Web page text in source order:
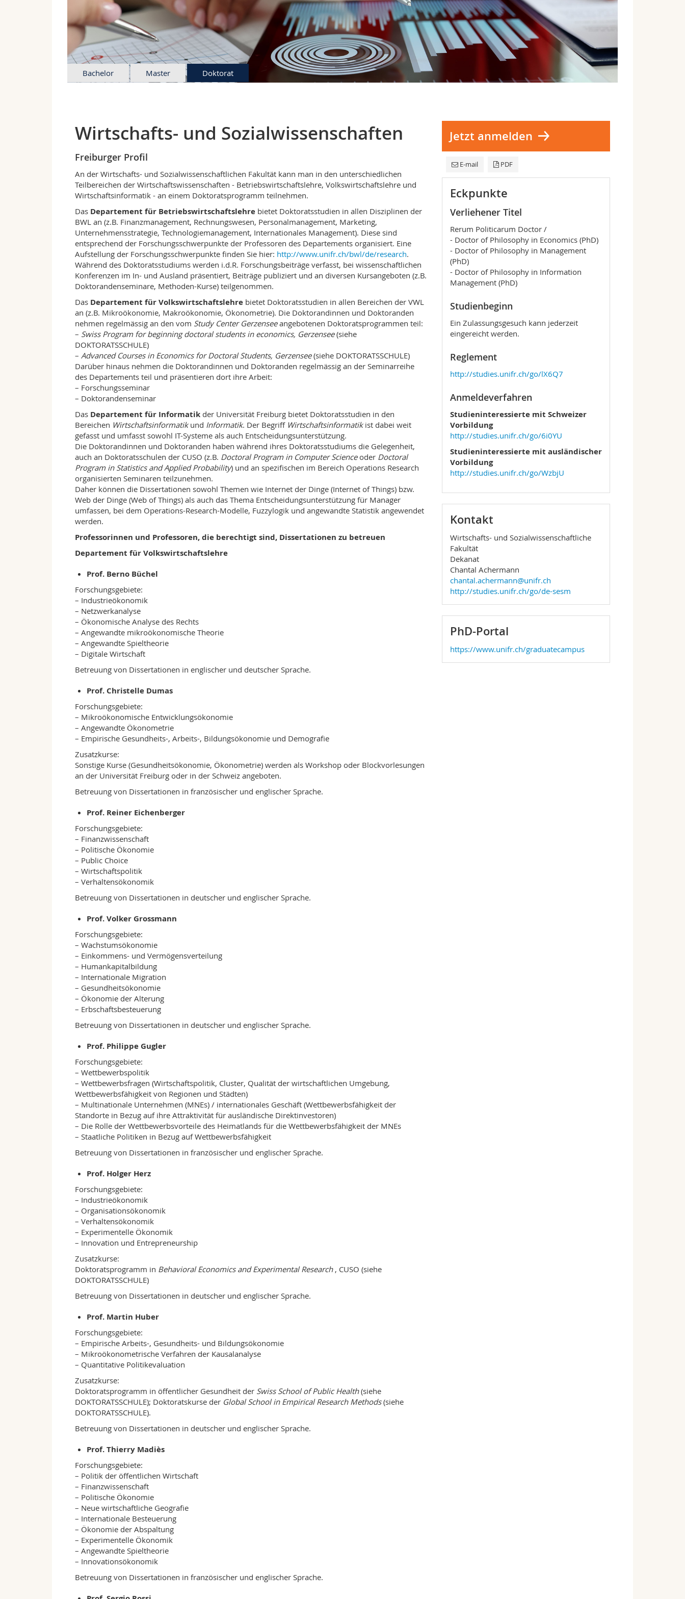
Bachelor Master Doktorat
Wirtschafts- und Sozialwissenschaften
Freiburger Profil
An der Wirtschafts- und Sozialwissenschaftlichen Fakultät kann man in den unterschiedlichen
Teilbereichen der Wirtschaftswissenschaften - Betriebswirtschaftslehre, Volkswirtschaftslehre und
Wirtschaftsinformatik - an einem Doktoratsprogramm teilnehmen.
Das Departement für Betriebswirtschaftslehre bietet Doktoratsstudien in allen Disziplinen der
BWL an (z.B. Finanzmanagement, Rechnungswesen, Personalmanagement, Marketing,
Unternehmensstrategie, Technologiemanagement, Internationales Management). Diese sind
entsprechend der Forschungsschwerpunkte der Professoren des Departements organisiert. Eine
Aufstellung der Forschungsschwerpunkte finden Sie hier: http://www.unifr.ch/bwl/de/research.
Während des Doktoratsstudiums werden i.d.R. Forschungsbeiträge verfasst, bei wissenschaftlichen
Konferenzen im In- und Ausland präsentiert, Beiträge publiziert und an diversen Kursangeboten (z.B.
Doktorandenseminare, Methoden-Kurse) teilgenommen.
Das Departement für Volkswirtschaftslehre bietet Doktoratsstudien in allen Bereichen der VWL
an (z.B. Mikroökonomie, Makroökonomie, Ökonometrie). Die Doktorandinnen und Doktoranden
nehmen regelmässig an den vom Study Center Gerzenseeangebotenen Doktoratsprogrammen teil:
– Swiss Program for beginning doctoral students in economics, Gerzensee(siehe
DOKTORATSSCHULE)
– Advanced Courses in Economics for Doctoral Students, Gerzensee(siehe DOKTORATSSCHULE)
Darüber hinaus nehmen die Doktorandinnen und Doktoranden regelmässig an der Seminarreihe
des Departements teil und präsentieren dort ihre Arbeit:
– Forschungsseminar
– Doktorandenseminar
Das Departement für Informatik der Universität Freiburg bietet Doktoratsstudien in den
Bereichen Wirtschaftsinformatikund Informatik. Der Begriff Wirtschaftsinformatikist dabei weit
gefasst und umfasst sowohl IT-Systeme als auch Entscheidungsunterstützung.
Die Doktorandinnen und Doktoranden haben während ihres Doktoratsstudiums die Gelegenheit,
auch an Doktoratsschulen der CUSO (z.B. Doctoral Program in Computer Scienceoder Doctoral
Program in Statistics and Applied Probability) und an spezifischen im Bereich Operations Research
organisierten Seminaren teilzunehmen.
Daher können die Dissertationen sowohl Themen wie Internet der Dinge (Internet of Things) bzw.
Web der Dinge (Web of Things) als auch das Thema Entscheidungsunterstützung für Manager
umfassen, bei dem Operations-Research-Modelle, Fuzzylogik und angewandte Statistik angewendet
werden.
Professorinnen und Professoren, die berechtigt sind, Dissertationen zu betreuen
Departement für Volkswirtschaftslehre
Prof. Berno Büchel
Forschungsgebiete:
– Industrieökonomik
– Netzwerkanalyse
– Ökonomische Analyse des Rechts
– Angewandte mikroökonomische Theorie
– Angewandte Spieltheorie
– Digitale Wirtschaft
Betreuung von Dissertationen in englischer und deutscher Sprache.
Prof. Christelle Dumas
Forschungsgebiete:
– Mikroökonomische Entwicklungsökonomie
– Angewandte Ökonometrie
– Empirische Gesundheits-, Arbeits-, Bildungsökonomie und Demografie
Zusatzkurse:
Sonstige Kurse (Gesundheitsökonomie, Ökonometrie) werden als Workshop oder Blockvorlesungen
an der Universität Freiburg oder in der Schweiz angeboten.
Betreuung von Dissertationen in französischer und englischer Sprache.
Prof. Reiner Eichenberger
Forschungsgebiete:
– Finanzwissenschaft
– Politische Ökonomie
– Public Choice
– Wirtschaftspolitik
– Verhaltensökonomik
Betreuung von Dissertationen in deutscher und englischer Sprache.
Prof. Volker Grossmann
Forschungsgebiete:
– Wachstumsökonomie
– Einkommens- und Vermögensverteilung
– Humankapitalbildung
– Internationale Migration
– Gesundheitsökonomie
– Ökonomie der Alterung
– Erbschaftsbesteuerung
Betreuung von Dissertationen in deutscher und englischer Sprache.
Prof. Philippe Gugler
Forschungsgebiete:
– Wettbewerbspolitik
– Wettbewerbsfragen (Wirtschaftspolitik, Cluster, Qualität der wirtschaftlichen Umgebung,
Wettbewerbsfähigkeit von Regionen und Städten)
– Multinationale Unternehmen (MNEs) / internationales Geschäft (Wettbewerbsfähigkeit der
Standorte in Bezug auf ihre Attraktivität für ausländische Direktinvestoren)
– Die Rolle der Wettbewerbsvorteile des Heimatlands für die Wettbewerbsfähigkeit der MNEs
– Staatliche Politiken in Bezug auf Wettbewerbsfähigkeit
Betreuung von Dissertationen in französischer und englischer Sprache.
Prof. Holger Herz
Forschungsgebiete:
– Industrieökonomik
– Organisationsökonomik
– Verhaltensökonomik
– Experimentelle Ökonomik
– Innovation und Entrepreneurship
Zusatzkurse:
Doktoratsprogramm in Behavioral Economics and Experimental Research , CUSO (siehe
DOKTORATSSCHULE)
Betreuung von Dissertationen in deutscher und englischer Sprache.
Prof. Martin Huber
Forschungsgebiete:
– Empirische Arbeits-, Gesundheits- und Bildungsökonomie
– Mikroökonometrische Verfahren der Kausalanalyse
– Quantitative Politikevaluation
Zusatzkurse:
Doktoratsprogramm in öffentlicher Gesundheit der Swiss School of Public Health(siehe
DOKTORATSSCHULE); Doktoratskurse der Global School in Empirical Research Methods(siehe
DOKTORATSSCHULE).
Betreuung von Dissertationen in deutscher und englischer Sprache.
Prof. Thierry Madiès
Forschungsgebiete:
– Politik der öffentlichen Wirtschaft
– Finanzwissenschaft
– Politische Ökonomie
– Neue wirtschaftliche Geografie
– Internationale Besteuerung
– Ökonomie der Abspaltung
– Experimentelle Ökonomik
– Angewandte Spieltheorie
– Innovationsökonomik
Betreuung von Dissertationen in französischer und englischer Sprache.
Jetzt anmelden
E-mail PDF
Eckpunkte
Verliehener Titel
Rerum Politicarum Doctor /
- Doctor of Philosophy in Economics (PhD)
- Doctor of Philosophy in Management
(PhD)
- Doctor of Philosophy in Information
Management (PhD)
Studienbeginn
Ein Zulassungsgesuch kann jederzeit
eingereicht werden.
Reglement
http://studies.unifr.ch/go/lX6Q7
Anmeldeverfahren
Studieninteressierte mit Schweizer
Vorbildung
http://studies.unifr.ch/go/6i0YU
Studieninteressierte mit ausländischer
Vorbildung
http://studies.unifr.ch/go/WzbjU
Kontakt
Wirtschafts- und Sozialwissenschaftliche
Fakultät
Dekanat
Chantal Achermann
chantal.achermann@unifr.ch
http://studies.unifr.ch/go/de-sesm
PhD-Portal
https://www.unifr.ch/graduatecampus